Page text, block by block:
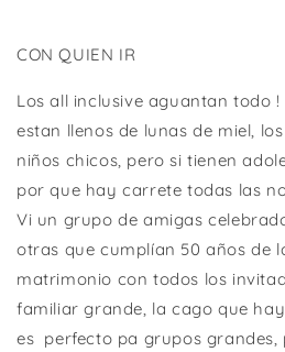
CON QUIEN IR
Los all inclusive aguantan todo
estan llenos de lunas de miel,
niños chicos, pero si tienen
por que hay carrete todas las
Vi un grupo de amigas
otras que cumplían 50 años de
matrimonio con todos los
familiar grande, la cago que
es perfecto pa grupos